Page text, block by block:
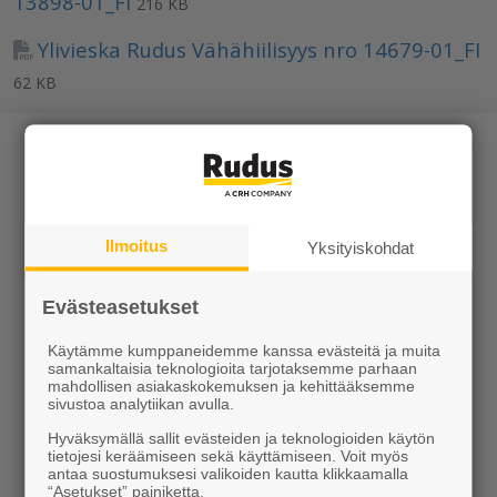
Ylivieska Rudus Vähähiilisyys nro 14679-01_FI
62 KB
Tuotteet
KEVEÄ tuotteet
Kiviainekset
Pihakivet ja maisematuotteet
Betoni
Ilmoitus Yksityiskohdat
Evästeasetukset
Käytämme kumppaneidemme kanssa evästeitä ja muita
samankaltaisia teknologioita tarjotaksemme parhaan
mahdollisen asiakaskokemuksen ja kehittääksemme
sivustoa analytiikan avulla.
Hyväksymällä sallit evästeiden ja teknologioiden käytön
tietojesi keräämiseen sekä käyttämiseen. Voit myös
antaa suostumuksesi valikoiden kautta klikkaamalla
“Asetukset” painiketta.